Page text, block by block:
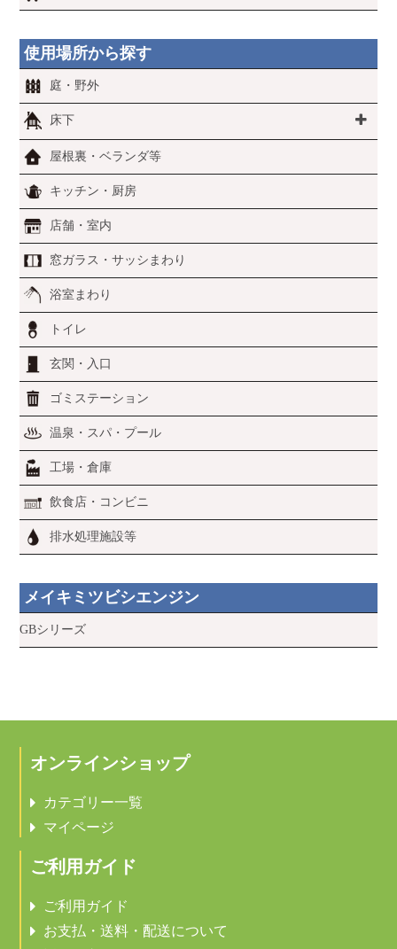
使用場所から探す
庭・野外
床下
屋根裏・ベランダ等
キッチン・厨房
店舗・室内
窓ガラス・サッシまわり
浴室まわり
トイレ
玄関・入口
ゴミステーション
温泉・スパ・プール
工場・倉庫
飲食店・コンビニ
排水処理施設等
メイキミツビシエンジン
GBシリーズ
オンラインショップ
カテゴリー一覧
マイページ
ご利用ガイド
ご利用ガイド
お支払・送料・配送について